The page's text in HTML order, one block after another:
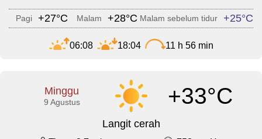
Pagi +27°C Malam +28°C Malam sebelum tidur +25°C
06:08 18:04 11 h 56 min
Minggu
9 Agustus +33°C
Langit cerah